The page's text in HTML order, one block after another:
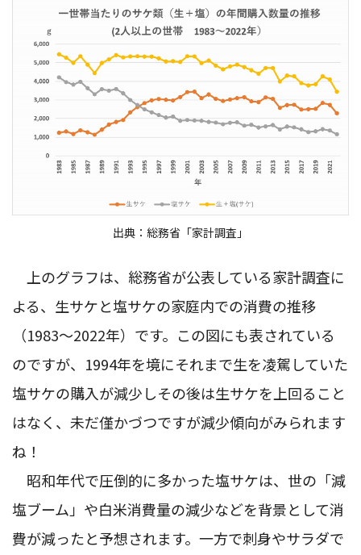
出典：総務省「家計調査」
上のグラフは、総務省が公表している家計調査に
よる、生サケと塩サケの家庭内での消費の推移
（1983～2022年）です。この図にも表されている
のですが、1994年を境にそれまで生を凌駕していた
塩サケの購入が減少しその後は生サケを上回ること
はなく、未だ僅かづつですが減少傾向がみられます
ね！
昭和年代で圧倒的に多かった塩サケは、世の「減
塩ブーム」や白米消費量の減少などを背景として消
費が減ったと予想されます。一方で刺身やサラダで